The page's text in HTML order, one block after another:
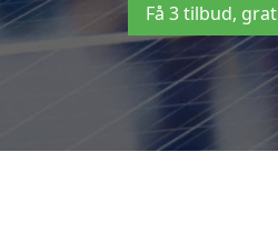
Få 3 tilbud,